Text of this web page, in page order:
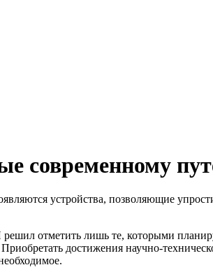
современному
устройства, позволяющие
отметить лишь те, которыми
достижения научно-